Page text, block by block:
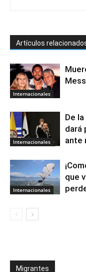
Artículos
Internacionales
Internacionales
De
dará
ante
Internacionales
que
Migrantes